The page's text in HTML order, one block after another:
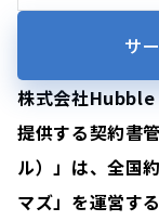
サ
株式会社Hubble
提供する契約書
ル）」は、全国
マズ」を運営す